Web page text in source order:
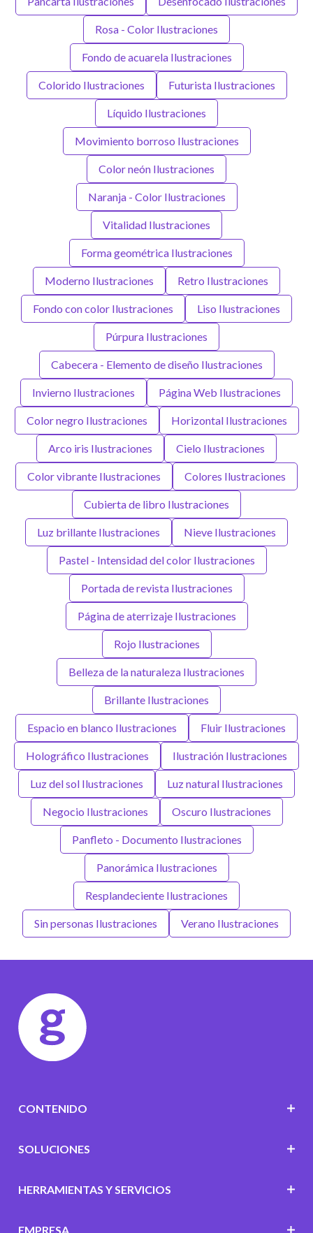
Rosa - Color Ilustraciones
Fondo de acuarela Ilustraciones
Colorido Ilustraciones Futurista Ilustraciones
Líquido Ilustraciones
Movimiento borroso Ilustraciones
Color neón Ilustraciones
Naranja - Color Ilustraciones
Vitalidad Ilustraciones
Forma geométrica Ilustraciones
Moderno Ilustraciones Retro Ilustraciones
Fondo con color Ilustraciones Liso Ilustraciones
Púrpura Ilustraciones
Cabecera - Elemento de diseño Ilustraciones
Invierno Ilustraciones Página Web Ilustraciones
Color negro Ilustraciones Horizontal Ilustraciones
Arco iris Ilustraciones Cielo Ilustraciones
Color vibrante Ilustraciones Colores Ilustraciones
Cubierta de libro Ilustraciones
Luz brillante Ilustraciones Nieve Ilustraciones
Pastel - Intensidad del color Ilustraciones
Portada de revista Ilustraciones
Página de aterrizaje Ilustraciones
Rojo Ilustraciones
Belleza de la naturaleza Ilustraciones
Brillante Ilustraciones
Espacio en blanco Ilustraciones Fluir Ilustraciones
Holográfico Ilustraciones Ilustración Ilustraciones
Luz del sol Ilustraciones Luz natural Ilustraciones
Negocio Ilustraciones Oscuro Ilustraciones
Panfleto - Documento Ilustraciones
Panorámica Ilustraciones
Resplandeciente Ilustraciones
Sin personas Ilustraciones Verano Ilustraciones
CONTENIDO
SOLUCIONES
HERRAMIENTAS Y SERVICIOS
EMPRESA